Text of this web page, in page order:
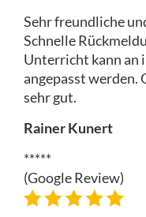
Sehr freundliche
Schnelle
Unterricht kann an
angepasst
sehr gut.
Rainer Kunert
*****
(Google Review)